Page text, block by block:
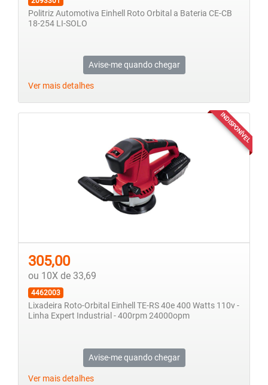
Politriz Automotiva Einhell Roto Orbital a Bateria CE-CB
18-254 LI-SOLO
Avise-me quando chegar
Ver mais detalhes
INDISPONÍVEL
305,00
ou 10X de 33,69
4462003
Lixadeira Roto-Orbital Einhell TE-RS 40e 400 Watts 110v -
Linha Expert Industrial - 400rpm 24000opm
Avise-me quando chegar
Ver mais detalhes